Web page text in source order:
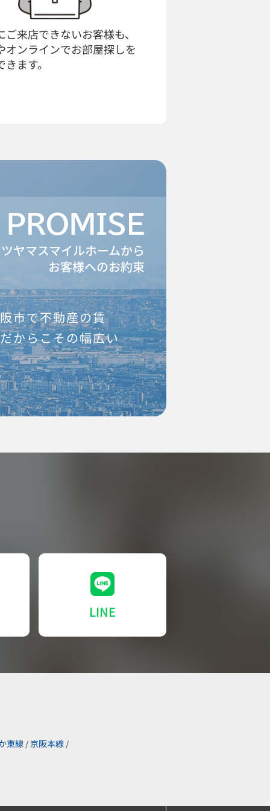
ご来店できないお客様も、
オンラインでお部屋探しを
ます。
PROMISE
ヤマスマイルホームから
お客様へのお約束
市で不動産の賃
からこその幅広い
LINE
東線 / 京阪本線 /